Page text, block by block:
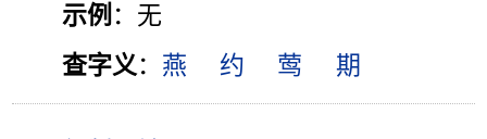
示例 ：无
查字义 ： 燕 约 莺 期